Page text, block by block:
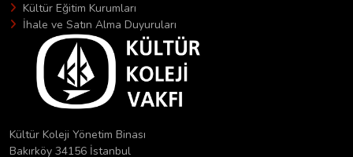
Kültür Eğitim Kurumları
İhale ve Satın Alma Duyuruları
Kültür Koleji Yönetim Binası
Bakırköy 34156 İstanbul